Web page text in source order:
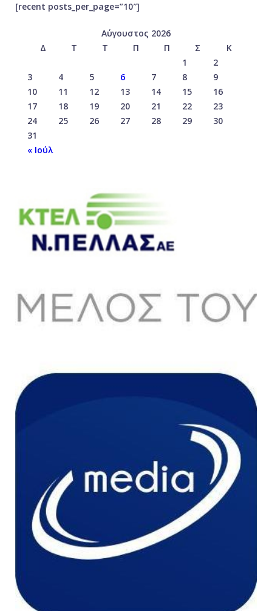
[recent posts_per_page=”10″]
Αύγουστος 2026
Δ
Τ Τ Π Π Σ
Κ
1
2
3
4 5 6 7 8
9
10
11 12 13 14 15
16
17
18 19 20 21 22
23
24
25 26 27 28 29
30
31
« Ιούλ